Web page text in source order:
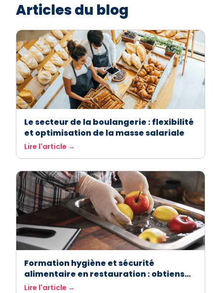
Articles du blog
Le secteur de la boulangerie : flexibilité
et optimisation de la masse salariale
Lire l'article →
Formation hygiène et sécurité
alimentaire en restauration : obtiens
ton attestation facilement avec
Lire l'article →